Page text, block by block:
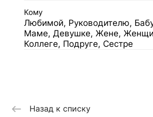
Кому
Любимой, Руководителю,
Маме, Девушке, Жене,
Коллеге, Подруге, Сестре
Назад к списку